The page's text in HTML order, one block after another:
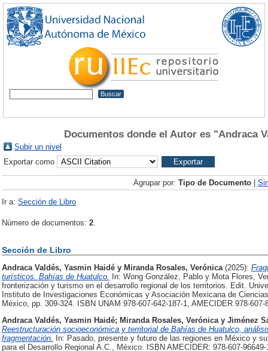
Documentos donde el Autor es "Andraca
Subir un nivel
Exportar como
Agrupar por: Tipo de Documento|
Ir a: Sección de Libro
Número de documentos: 2.
Sección de Libro
Andraca Valdés, Yasmin Haidé y Miranda Rosales, Verónica (2025):
turísticos. Bahías de Huatulco.
In: Wong González, Pablo y Mota Flores,
fronterización y turismo en el desarrollo regional de los territorios. Edit.
Instituto de Investigaciones Económicas y Asociación Mexicana de
México, pp. 309-324. ISBN UNAM 978-607-642-187-1, AMECIDER 978-607-
Andraca Valdés, Yasmin Haidé; Miranda Rosales, Verónica y Jiménez
Reestructuración socioeconómica y territorial de Bahías de Huatulco,
fragmentación. In: Pasado, presente y futuro de las regiones en México y
para el Desarrollo Regional A.C., México. ISBN AMECIDER: 978-607-